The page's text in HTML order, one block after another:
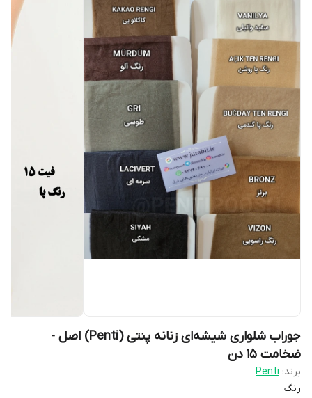
جوراب شلواری شیشه‌ای زنانه پنتی (Penti) اصل -
ضخامت ۱۵ دن
برند: Penti
رنگ